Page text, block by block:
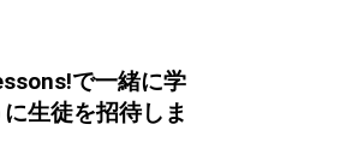
で一緒に学
生徒を招待しま